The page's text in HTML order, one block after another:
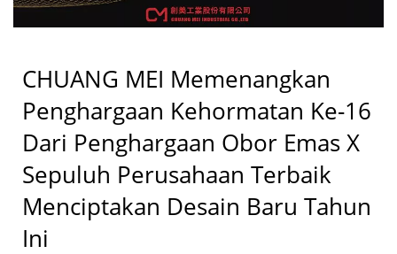
CHUANG MEI Memenangkan
Penghargaan Kehormatan Ke-16
Dari Penghargaan Obor Emas X
Sepuluh Perusahaan Terbaik
Menciptakan Desain Baru Tahun
Ini